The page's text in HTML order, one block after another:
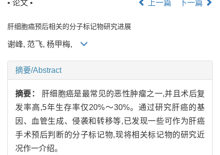
• 论文 •
上一篇 下一篇
肝细胞癌预后相关的分子标记物研究进展
谢峰, 范飞, 杨甲梅,
摘要/Abstract
摘要： 肝细胞癌是最常见的恶性肿瘤之一,并且术后复
发率高,5年生存率仅20%～30%。通过研究肝癌的基
因、血管生成、侵袭和转移等,已发现一些可作为肝癌
手术预后判断的分子标记物,现将相关标记物的研究近
况作一介绍。